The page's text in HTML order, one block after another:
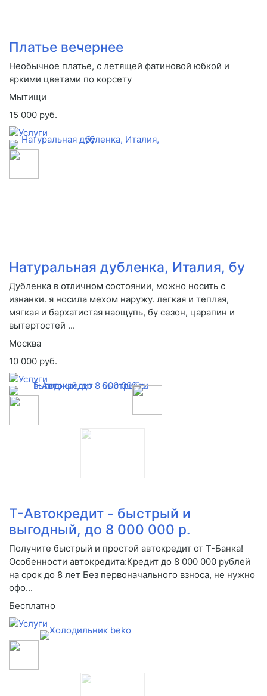
Платье вечернее
Необычное платье, с летящей фатиновой юбкой и
яркими цветами по корсету
Мытищи
15 000 руб.
Натуральная дубленка, Италия, бу
Дубленка в отличном состоянии, можно носить с
изнанки. я носила мехом наружу. легкая и теплая,
мягкая и бархатистая наощупь, бу сезон, царапин и
вытертостей ...
Москва
10 000 руб.
Т-Автокредит - быстрый и
выгодный, до 8 000 000 р.
Получите быстрый и простой автокредит от Т-Банка!
Особенности автокредита:Кредит до 8 000 000 рублей
на срок до 8 лет Без первоначального взноса, не нужно
офо...
Бесплатно